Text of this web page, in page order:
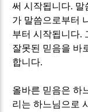
써 시작됩니다. 말
가 말씀으로부터
부터 시작됩니다.
잘못된 믿음을 바
합니다.
올바른 믿음은 하
리는 하느님으로